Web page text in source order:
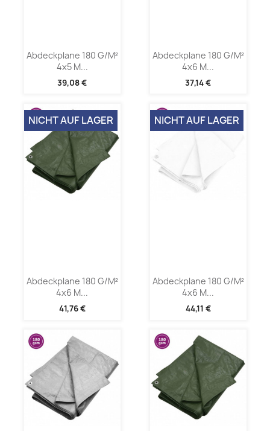
Abdeckplane 180 G/m²
4x5 M...
39,08 €
Abdeckplane 180 G/m²
4x6 M...
37,14 €
Abdeckplane 180 G/m²
4x6 M...
41,76 €
NICHT AUF LAGER
Abdeckplane 180 G/m²
4x6 M...
44,11 €
NICHT AUF LAGER